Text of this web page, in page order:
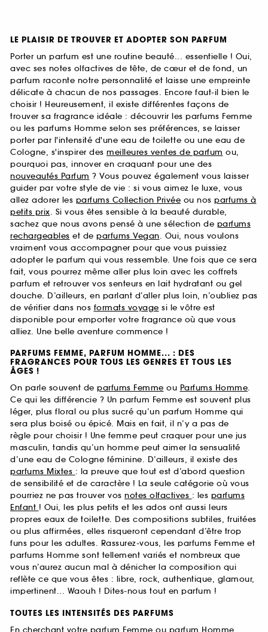
LE PLAISIR DE TROUVER ET ADOPTER SON PARFUM
Porter un parfum est une routine beauté... essentielle ! Oui,
avec ses notes olfactives de tête, de cœur et de fond, un
parfum raconte notre personnalité et laisse une empreinte
délicate à chacun de nos passages. Encore faut-il bien le
choisir ! Heureusement, il existe différentes façons de
trouver sa fragrance idéale : découvrir les parfums Femme
ou les parfums Homme selon ses préférences, se laisser
porter par l'intensité d'une eau de toilette ou une eau de
Cologne, s'inspirer des meilleures ventes de parfum ou,
pourquoi pas, innover en craquant pour une des
nouveautés Parfum ? Vous pouvez également vous laisser
guider par votre style de vie : si vous aimez le luxe, vous
allez adorer les parfums Collection Privée ou nos parfums à
petits prix. Si vous êtes sensible à la beauté durable,
sachez que nous avons pensé à une sélection de parfums
rechargeables et de parfums Vegan. Oui, nous voulons
vraiment vous accompagner pour que vous puissiez
adopter le parfum qui vous ressemble. Une fois que ce sera
fait, vous pourrez même aller plus loin avec les coffrets
parfum et retrouver vos senteurs en lait hydratant ou gel
douche. D’ailleurs, en parlant d’aller plus loin, n’oubliez pas
de vérifier dans nos formats voyage si le vôtre est
disponible pour emporter votre fragrance où que vous
alliez. Une belle aventure commence !
PARFUMS FEMME, PARFUM HOMME... : DES
FRAGRANCES POUR TOUS LES GENRES ET TOUS LES
ÂGES !
On parle souvent de parfums Femme ou Parfums Homme.
Ce qui les différencie ? Un parfum Femme est souvent plus
léger, plus floral ou plus sucré qu’un parfum Homme qui
sera plus boisé ou épicé. Mais en fait, il n’y a pas de
règle pour choisir ! Une femme peut craquer pour une jus
masculin, tandis qu’un homme peut aimer la sensualité
d’une eau de Cologne féminine. D’ailleurs, il existe des
parfums Mixtes : la preuve que tout est d’abord question
de sensibilité et de caractère ! La seule catégorie où vous
pourriez ne pas trouver vos notes olfactives : les parfums
Enfant ! Oui, les plus petits et les ados ont aussi leurs
propres eaux de toilette. Des compositions subtiles, fruitées
ou plus affirmées, elles risqueront cependant d’être trop
funs pour les adultes. Rassurez-vous, les parfums Femme et
parfums Homme sont tellement variés et nombreux que
vous n’aurez aucun mal à dénicher la composition qui
reflète ce que vous êtes : libre, rock, authentique, glamour,
impertinent... Waouh ! Dites-nous tout en parfum !
TOUTES LES INTENSITÉS DES PARFUMS
En cherchant votre parfum Femme ou parfum Homme,